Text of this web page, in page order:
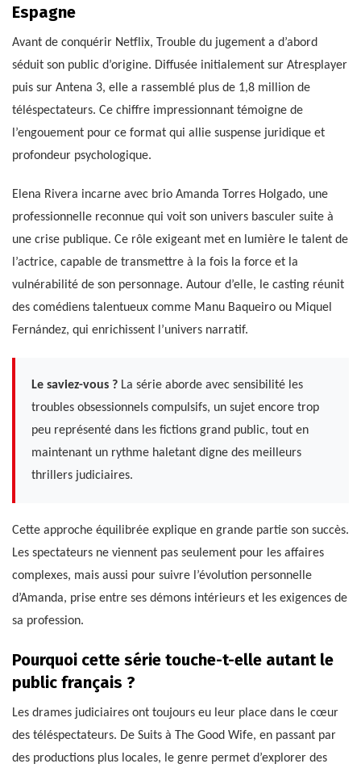
Espagne
Avant de conquérir Netflix, Trouble du jugement a d’abord
séduit son public d’origine. Diffusée initialement sur Atresplayer
puis sur Antena 3, elle a rassemblé plus de 1,8 million de
téléspectateurs. Ce chiffre impressionnant témoigne de
l’engouement pour ce format qui allie suspense juridique et
profondeur psychologique.
Elena Rivera incarne avec brio Amanda Torres Holgado, une
professionnelle reconnue qui voit son univers basculer suite à
une crise publique. Ce rôle exigeant met en lumière le talent de
l’actrice, capable de transmettre à la fois la force et la
vulnérabilité de son personnage. Autour d’elle, le casting réunit
des comédiens talentueux comme Manu Baqueiro ou Miquel
Fernández, qui enrichissent l’univers narratif.
Le saviez-vous ? La série aborde avec sensibilité les
troubles obsessionnels compulsifs, un sujet encore trop
peu représenté dans les fictions grand public, tout en
maintenant un rythme haletant digne des meilleurs
thrillers judiciaires.
Cette approche équilibrée explique en grande partie son succès.
Les spectateurs ne viennent pas seulement pour les affaires
complexes, mais aussi pour suivre l’évolution personnelle
d’Amanda, prise entre ses démons intérieurs et les exigences de
sa profession.
Pourquoi cette série touche-t-elle autant le
public français ?
Les drames judiciaires ont toujours eu leur place dans le cœur
des téléspectateurs. De Suits à The Good Wife, en passant par
des productions plus locales, le genre permet d’explorer des